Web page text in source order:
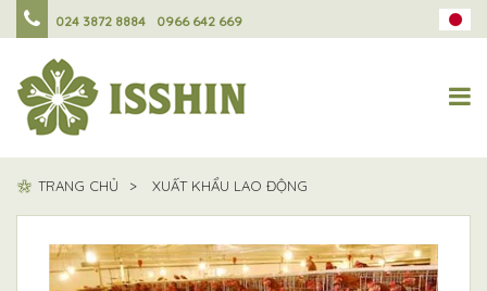
024 3872 8884 0966 642 669
TRANG CHỦ XUẤT KHẨU LAO ĐỘNG